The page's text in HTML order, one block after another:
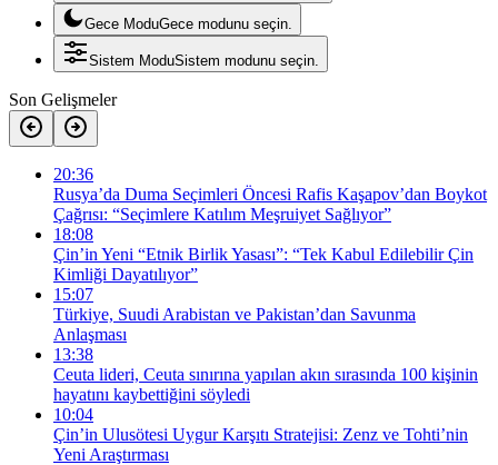
Gece ModuGece modunu seçin.
Sistem ModuSistem modunu seçin.
Son Gelişmeler
20:36
Rusya’da Duma Seçimleri Öncesi Rafis Kaşapov’dan Boykot
Çağrısı: “Seçimlere Katılım Meşruiyet Sağlıyor”
18:08
Çin’in Yeni “Etnik Birlik Yasası”: “Tek Kabul Edilebilir Çin
Kimliği Dayatılıyor”
15:07
Türkiye, Suudi Arabistan ve Pakistan’dan Savunma
Anlaşması
13:38
Ceuta lideri, Ceuta sınırına yapılan akın sırasında 100 kişinin
hayatını kaybettiğini söyledi
10:04
Çin’in Ulusötesi Uygur Karşıtı Stratejisi: Zenz ve Tohti’nin
Yeni Araştırması